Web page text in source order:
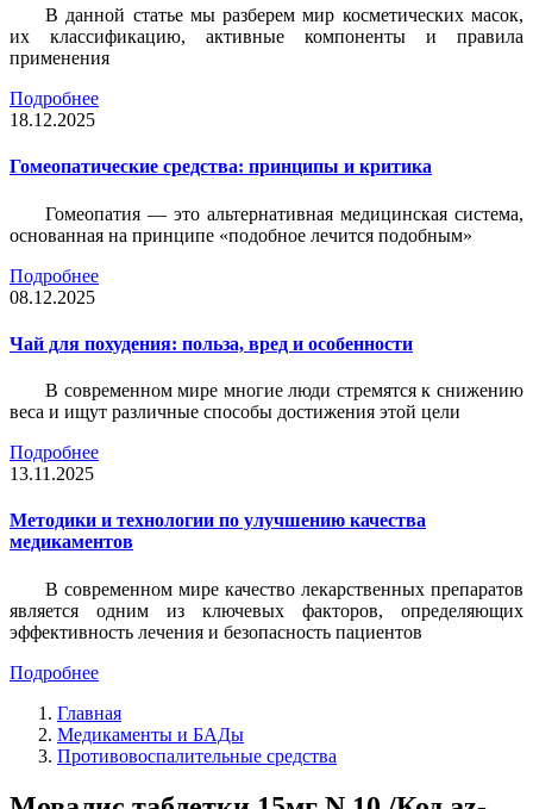
В данной статье мы разберем мир косметических масок,
их классификацию, активные компоненты и правила
применения
Подробнее
18.12.2025
Гомеопатические средства: принципы и критика
Гомеопатия — это альтернативная медицинская система,
основанная на принципе «подобное лечится подобным»
Подробнее
08.12.2025
Чай для похудения: польза, вред и особенности
В современном мире многие люди стремятся к снижению
веса и ищут различные способы достижения этой цели
Подробнее
13.11.2025
Методики и технологии по улучшению качества
медикаментов
В современном мире качество лекарственных препаратов
является одним из ключевых факторов, определяющих
эффективность лечения и безопасность пациентов
Подробнее
Главная
Медикаменты и БАДы
Противовоспалительные средства